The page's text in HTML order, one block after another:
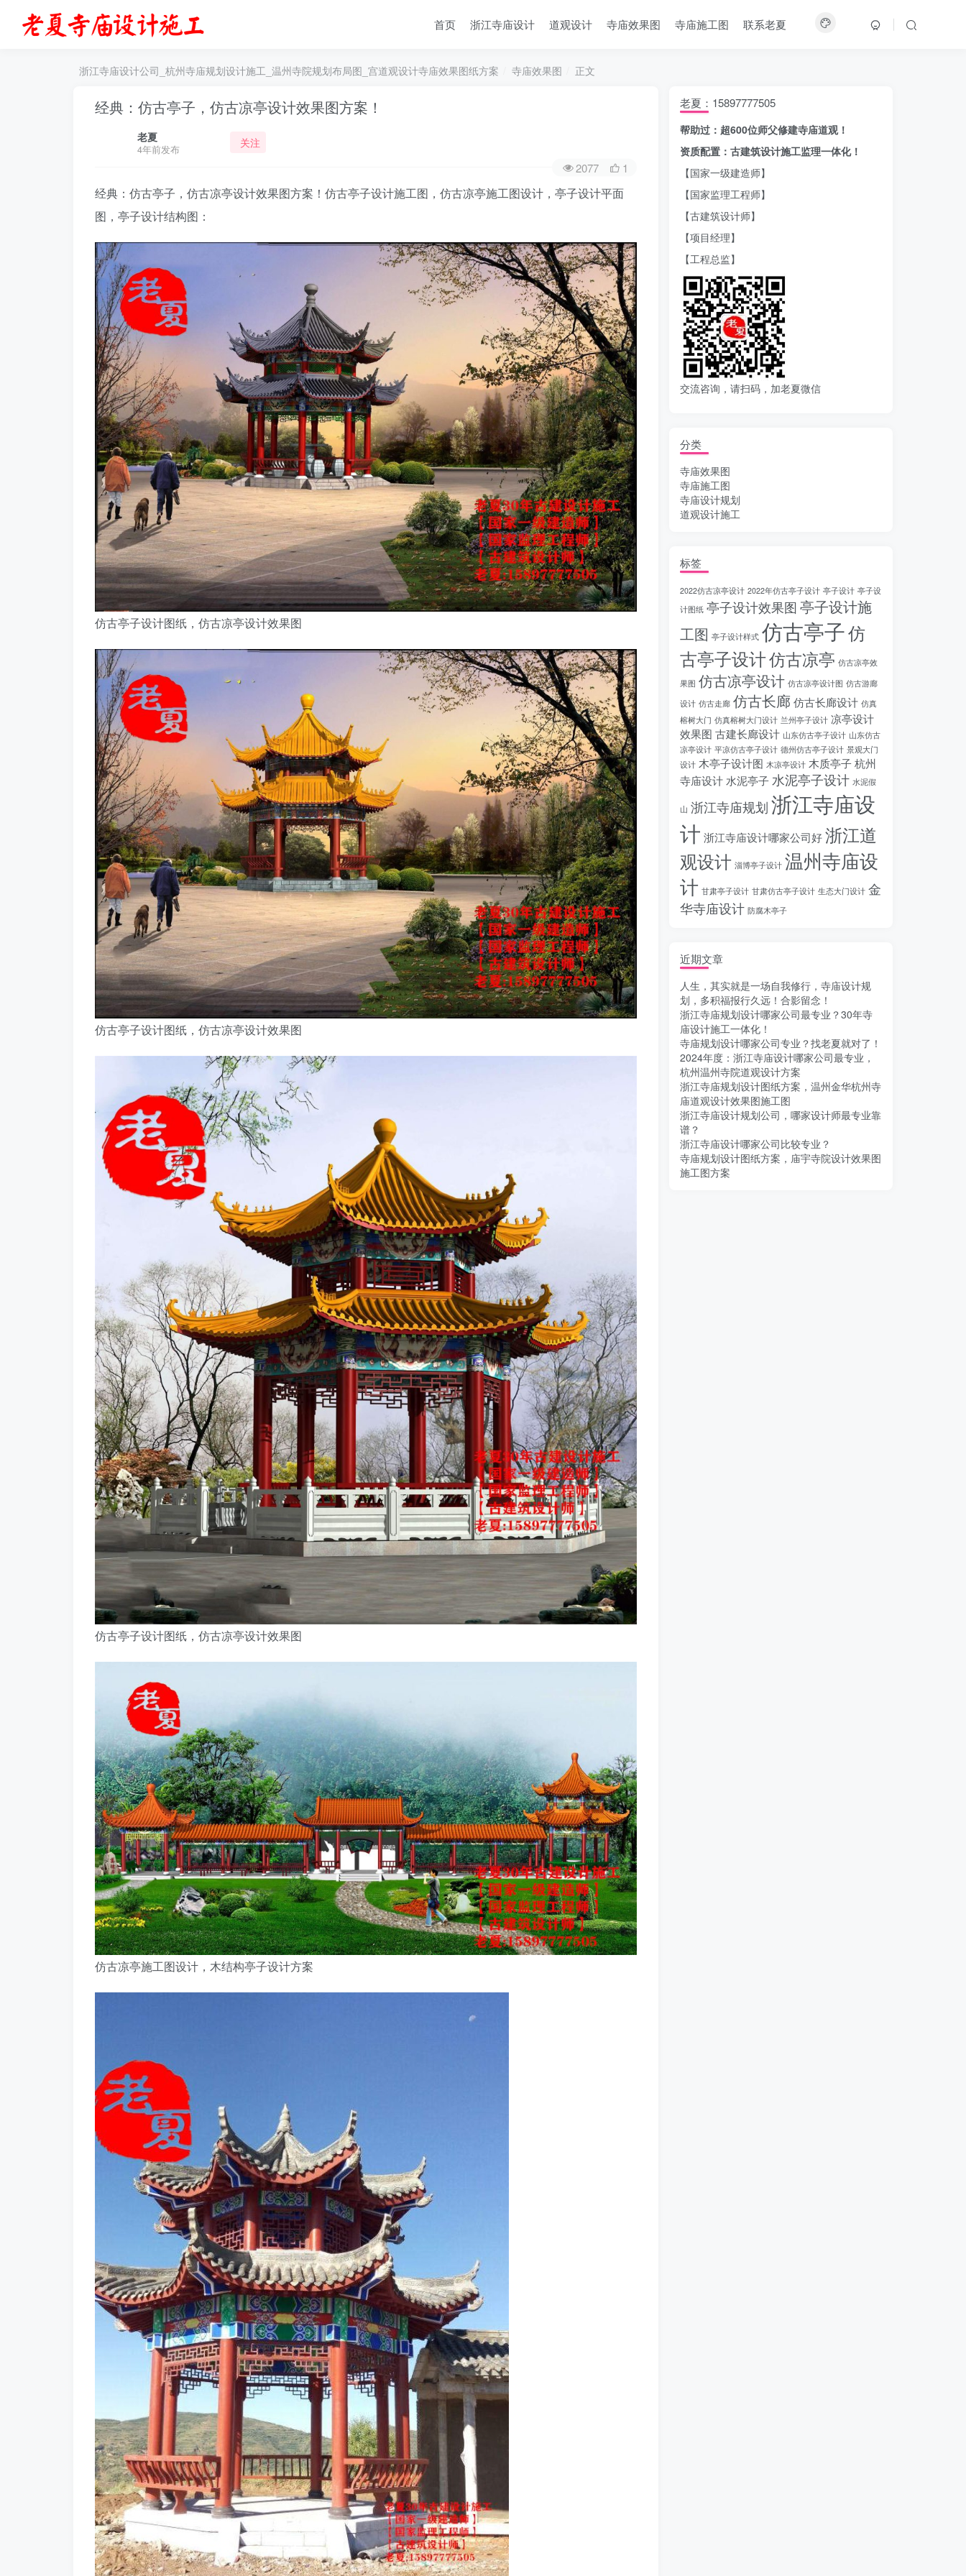
首页 浙江寺庙设计 道观设计 寺庙效果图 寺庙施工图 联系老夏
浙江寺庙设计公司_杭州寺庙规划设计施工_温州寺院规划布局图_宫道观设计寺庙效果图纸方案 寺庙效果图 正文
经典：仿古亭子，仿古凉亭设计效果图方案！
老夏
4年前发布 关注
2077 1
经典：仿古亭子，仿古凉亭设计效果图方案！仿古亭子设计施工图，仿古凉亭施工图设计，亭子设计平面
图，亭子设计结构图：
仿古亭子设计图纸，仿古凉亭设计效果图
仿古亭子设计图纸，仿古凉亭设计效果图
仿古亭子设计图纸，仿古凉亭设计效果图
仿古凉亭施工图设计，木结构亭子设计方案
老夏：15897777505
帮助过：超600位师父修建寺庙道观！
资质配置：古建筑设计施工监理一体化！
【国家一级建造师】
【国家监理工程师】
【古建筑设计师】
【项目经理】
【工程总监】
交流咨询，请扫码，加老夏微信
分类
寺庙效果图
寺庙施工图
寺庙设计规划
道观设计施工
标签
2022仿古凉亭设计 2022年仿古亭子设计 亭子设计 亭子设
计图纸 亭子设计效果图 亭子设计施
工图 亭子设计样式 仿古亭子仿
古亭子设计仿古凉亭 仿古凉亭效
果图 仿古凉亭设计 仿古凉亭设计图 仿古游廊
设计 仿古走廊 仿古长廊仿古长廊设计 仿真
榕树大门 仿真榕树大门设计 兰州亭子设计 凉亭设计
效果图 古建长廊设计 山东仿古亭子设计 山东仿古
凉亭设计 平凉仿古亭子设计 德州仿古亭子设计 景观大门
设计 木亭子设计图 木凉亭设计 木质亭子杭州
寺庙设计 水泥亭子水泥亭子设计 水泥假
山 浙江寺庙规划 浙江寺庙设
计 浙江寺庙设计哪家公司好浙江道
观设计 淄博亭子设计 温州寺庙设
计 甘肃亭子设计 甘肃仿古亭子设计 生态大门设计 金
华寺庙设计 防腐木亭子
近期文章
人生，其实就是一场自我修行，寺庙设计规
划，多积福报行久远！合影留念！
浙江寺庙规划设计哪家公司最专业？30年寺
庙设计施工一体化！
寺庙规划设计哪家公司专业？找老夏就对了！
2024年度：浙江寺庙设计哪家公司最专业，
杭州温州寺院道观设计方案
浙江寺庙规划设计图纸方案，温州金华杭州寺
庙道观设计效果图施工图
浙江寺庙设计规划公司，哪家设计师最专业靠
谱？
浙江寺庙设计哪家公司比较专业？
寺庙规划设计图纸方案，庙宇寺院设计效果图
施工图方案